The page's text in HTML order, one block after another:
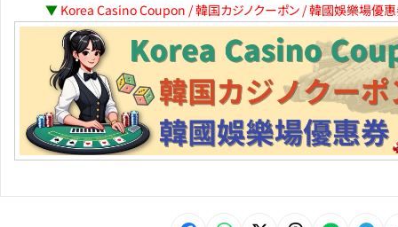
▼ Korea Casino Coupon / 韓国カジノクーポン / 韓國娛樂場優